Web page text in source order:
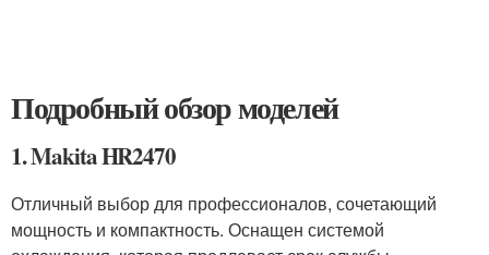
Подробный обзор моделей
1. Makita HR2470
Отличный выбор для профессионалов, сочетающий
мощность и компактность. Оснащен системой